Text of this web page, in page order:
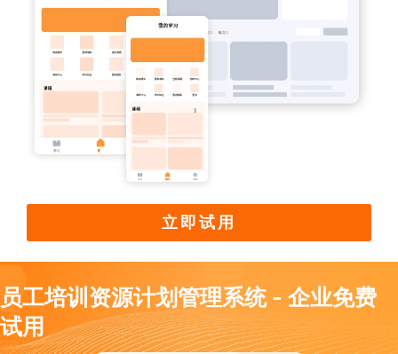
立即试用
员工培训资源计划管理系统 - 企业免费
试用